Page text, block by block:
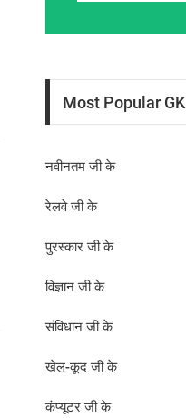
Most Popular GK
नवीनतम जी के
रेलवे जी के
पुरस्कार जी के
विज्ञान जी के
संविधान जी के
खेल-कूद जी के
कंप्यूटर जी के